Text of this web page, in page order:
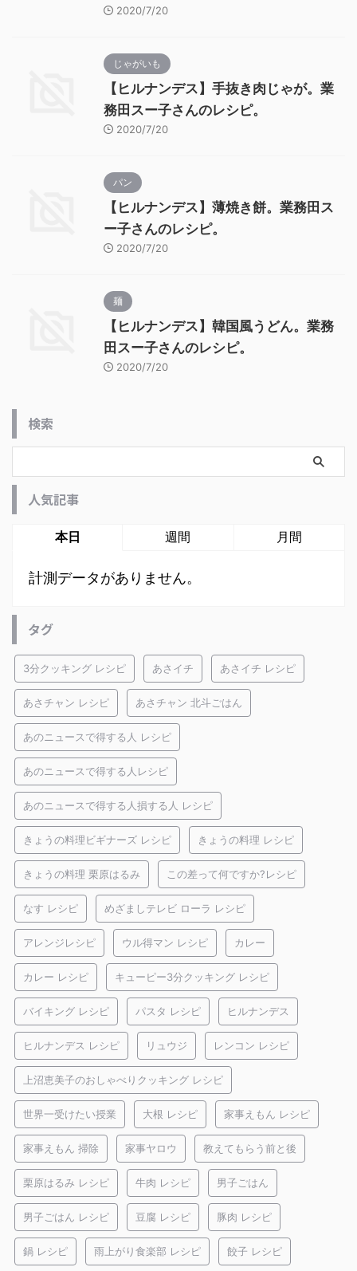
2020/7/20
じゃがいも
【ヒルナンデス】手抜き肉じゃが。業
務田スー子さんのレシピ。
2020/7/20
パン
【ヒルナンデス】薄焼き餅。業務田ス
ー子さんのレシピ。
2020/7/20
麺
【ヒルナンデス】韓国風うどん。業務
田スー子さんのレシピ。
2020/7/20
検索
人気記事
本日 週間 月間
計測データがありません。
タグ
3分クッキング レシピ あさイチ あさイチ レシピ
あさチャン レシピ あさチャン 北斗ごはん
あのニュースで得する人 レシピ
あのニュースで得する人レシピ
あのニュースで得する人損する人 レシピ
きょうの料理ビギナーズ レシピ きょうの料理 レシピ
きょうの料理 栗原はるみ この差って何ですか?レシピ
なす レシピ めざましテレビ ローラ レシピ
アレンジレシピ ウル得マン レシピ カレー
カレー レシピ キューピー3分クッキング レシピ
バイキング レシピ パスタ レシピ ヒルナンデス
ヒルナンデス レシピ リュウジ レンコン レシピ
上沼恵美子のおしゃべりクッキング レシピ
世界一受けたい授業 大根 レシピ 家事えもん レシピ
家事えもん 掃除 家事ヤロウ 教えてもらう前と後
栗原はるみ レシピ 牛肉 レシピ 男子ごはん
男子ごはん レシピ 豆腐 レシピ 豚肉 レシピ
鍋 レシピ 雨上がり食楽部 レシピ 餃子 レシピ